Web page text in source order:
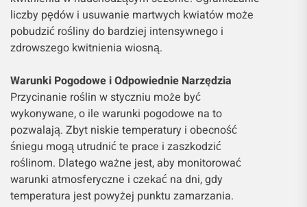
liczby pędów i usuwanie martwych kwiatów może
pobudzić rośliny do bardziej intensywnego i
zdrowszego kwitnienia wiosną.
Warunki Pogodowe i Odpowiednie Narzędzia
Przycinanie roślin w styczniu może być
wykonywane, o ile warunki pogodowe na to
pozwalają. Zbyt niskie temperatury i obecność
śniegu mogą utrudnić te prace i zaszkodzić
roślinom. Dlatego ważne jest, aby monitorować
warunki atmosferyczne i czekać na dni, gdy
temperatura jest powyżej punktu zamarzania.